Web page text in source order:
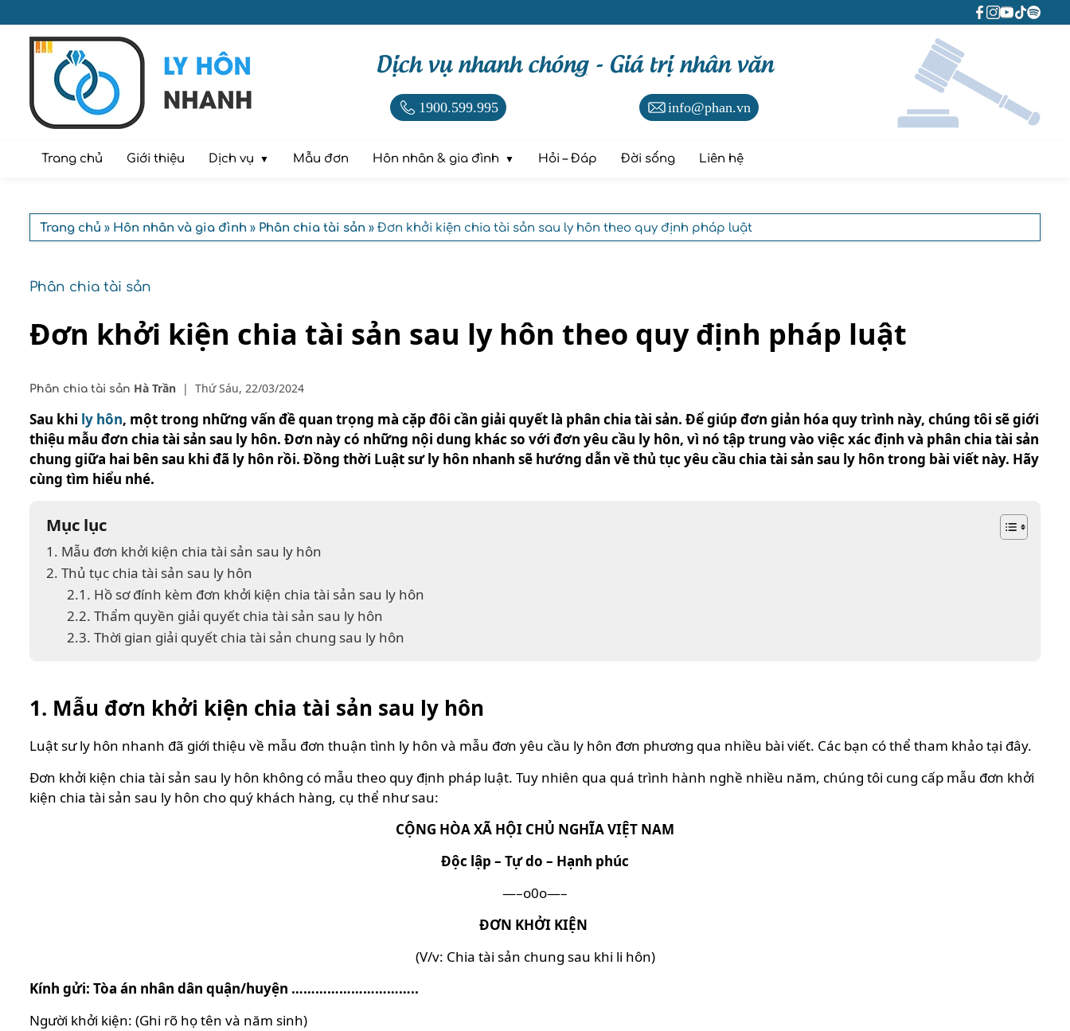
Dịch vụ nhanh chóng - Giá trị nhân văn
1900.599.995 info@phan.vn
Trang chủ Giới thiệu Dịch vụ Mẫu đơn Hôn nhân & gia đình Hỏi – Đáp Đời sống Liên hệ
Trang chủ » Hôn nhân và gia đình » Phân chia tài sản » Đơn khởi kiện chia tài sản sau ly hôn theo quy định pháp luật
Phân chia tài sản
Đơn khởi kiện chia tài sản sau ly hôn theo quy định pháp luật
Phân chia tài sản Hà Trần | Thứ Sáu, 22/03/2024
Sau khi ly hôn, một trong những vấn đề quan trọng mà cặp đôi cần giải quyết là phân chia tài sản. Để giúp đơn giản hóa quy trình này, chúng tôi sẽ giới
thiệu mẫu đơn chia tài sản sau ly hôn. Đơn này có những nội dung khác so với đơn yêu cầu ly hôn, vì nó tập trung vào việc xác định và phân chia tài sản
chung giữa hai bên sau khi đã ly hôn rồi. Đồng thời Luật sư ly hôn nhanh sẽ hướng dẫn về thủ tục yêu cầu chia tài sản sau ly hôn trong bài viết này. Hãy
cùng tìm hiểu nhé.
Mục lục
1. Mẫu đơn khởi kiện chia tài sản sau ly hôn
2. Thủ tục chia tài sản sau ly hôn
2.1. Hồ sơ đính kèm đơn khởi kiện chia tài sản sau ly hôn
2.2. Thẩm quyền giải quyết chia tài sản sau ly hôn
2.3. Thời gian giải quyết chia tài sản chung sau ly hôn
1. Mẫu đơn khởi kiện chia tài sản sau ly hôn
Luật sư ly hôn nhanh đã giới thiệu về mẫu đơn thuận tình ly hôn và mẫu đơn yêu cầu ly hôn đơn phương qua nhiều bài viết. Các bạn có thể tham khảo tại đây.
Đơn khởi kiện chia tài sản sau ly hôn không có mẫu theo quy định pháp luật. Tuy nhiên qua quá trình hành nghề nhiều năm, chúng tôi cung cấp mẫu đơn khởi
kiện chia tài sản sau ly hôn cho quý khách hàng, cụ thể như sau:
CỘNG HÒA XÃ HỘI CHỦ NGHĨA VIỆT NAM
Độc lập – Tự do – Hạnh phúc
—–o0o—–
ĐƠN KHỞI KIỆN
(V/v: Chia tài sản chung sau khi li hôn)
Kính gửi: Tòa án nhân dân quận/huyện …………………………..
Người khởi kiện: (Ghi rõ họ tên và năm sinh)